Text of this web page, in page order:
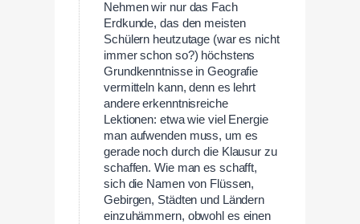
Nehmen wir nur das Fach
Erdkunde, das den meisten
Schülern heutzutage (war es nicht
immer schon so?) höchstens
Grundkenntnisse in Geografie
vermitteln kann, denn es lehrt
andere erkenntnisreiche
Lektionen: etwa wie viel Energie
man aufwenden muss, um es
gerade noch durch die Klausur zu
schaffen. Wie man es schafft,
sich die Namen von Flüssen,
Gebirgen, Städten und Ländern
einzuhämmern, obwohl es einen